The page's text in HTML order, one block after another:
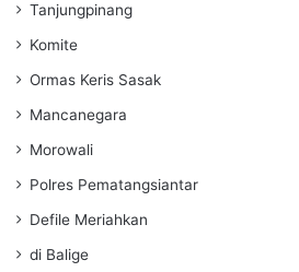
Tanjungpinang
Komite
Ormas Keris Sasak
Mancanegara
Morowali
Polres Pematangsiantar
Defile Meriahkan
di Balige